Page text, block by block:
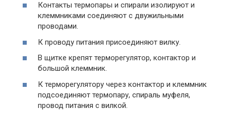
Контакты термопары и спирали изолируют и
клеммниками соединяют с двужильными
проводами.
К проводу питания присоединяют вилку.
В щитке крепят терморегулятор, контактор и
большой клеммник.
К терморегулятору через контактор и клеммник
подсоединяют термопару, спираль муфеля,
провод питания с вилкой.